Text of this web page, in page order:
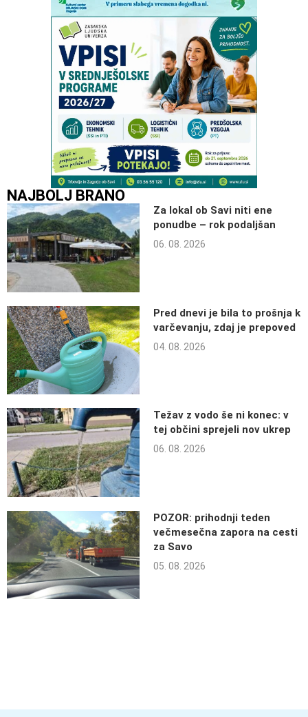
NAJBOLJ BRANO
Za lokal ob Savi niti ene
ponudbe – rok podaljšan
06. 08. 2026
Pred dnevi je bila to prošnja k
varčevanju, zdaj je prepoved
04. 08. 2026
Težav z vodo še ni konec: v
tej občini sprejeli nov ukrep
06. 08. 2026
POZOR: prihodnji teden
večmesečna zapora na cesti
za Savo
05. 08. 2026